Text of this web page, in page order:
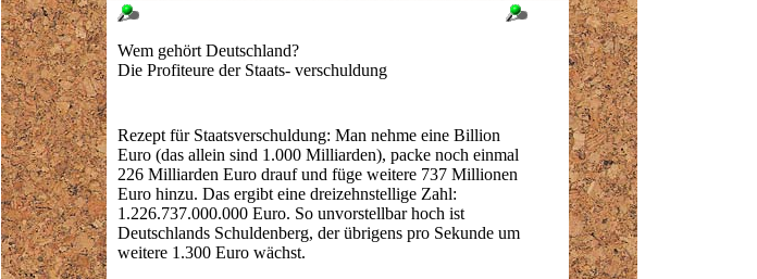
Wem gehört Deutschland?
Die Profiteure der Staats- verschuldung
Rezept für Staatsverschuldung: Man nehme eine Billion
Euro (das allein sind 1.000 Milliarden), packe noch einmal
226 Milliarden Euro drauf und füge weitere 737 Millionen
Euro hinzu. Das ergibt eine dreizehnstellige Zahl:
1.226.737.000.000 Euro. So unvorstellbar hoch ist
Deutschlands Schuldenberg, der übrigens pro Sekunde um
weitere 1.300 Euro wächst.